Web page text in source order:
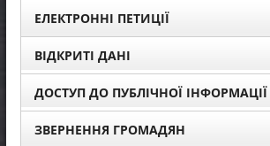
ЕЛЕКТРОННІ ПЕТИЦІЇ
ВІДКРИТІ ДАНІ
ДОСТУП ДО ПУБЛІЧНОЇ ІНФОРМАЦІЇ
ЗВЕРНЕННЯ ГРОМАДЯН